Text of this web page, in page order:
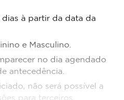
à partir da data da
e Masculino.
no dia agendado
antecedência.
não será possível a
para terceiros.